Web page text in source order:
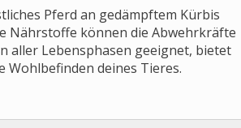
Pferd an gedämpftem Kürbis
Nährstoffe können die Abwehrkräfte
aller Lebensphasen geeignet, bietet
deines Tieres.